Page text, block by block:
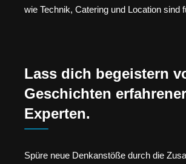
wie Technik, Catering und Location sind
Lass dich begeistern
Geschichten erfahrener
Experten.
Spüre neue Denkanstöße durch die